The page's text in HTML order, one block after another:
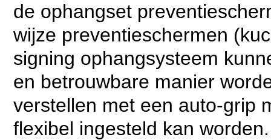
de ophangset
wijze preventieschermen
signing ophangsysteem
en betrouwbare manier
verstellen met een auto-grip
flexibel ingesteld kan